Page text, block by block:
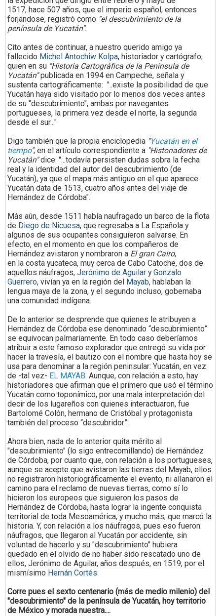
1517, hace 507 años, que el imperio español, entonces
forjándose, registró como "el descubrimiento de la
península de Yucatán".
Cito antes de continuar, a nuestro querido amigo ya
fallecido Michel Antochiw Kolpa, historiador y cartógrafo,
quien en su ''Historia Cartográfica de la Península de
Yucatán''publicada en 1994 en Campeche, señala y
sustenta cartográficamente: "..existe la posibilidad de que
Yucatán haya sido visitado por lo menos dos veces antes
de su "descubrimiento", ambas por navegantes
portugueses, la primera vez desde el norte, la segunda
desde el sur..."
Digo también que la propia enciclopedia "Yucatán en el
tiempo", en el artículo correspondiente a "Historiadores de
Yucatán"dice: "...todavía persisten dudas sobra la fecha
real y la identidad del autor del descubrimiento (de
Yucatán), ya que el mapa más antiguo en el que aparece
Yucatán data de 1513, cuatro años antes del viaje de
Hernández de Córdoba".
Más aún, desde 1511 había naufragado un barco de la flota
de Diego de Nicuesa, que regresaba a La Española y
algunos de sus ocupantes consiguieron salvarse. En
efecto, en el momento en que los compañeros de
Hernández avistaron y nombraron a El gran Cairo,
en la costa yucateca, muy cerca de Cabo Catoche, dos de
aquellos náufragos, Jerónimo de Aguilar yGonzalo
Guerrero, vivían ya en la región del Mayab, hablaban la
lengua maya de la zona, y el segundo incluso, gobernaba
una comunidad indígena.
De lo anterior se desprende que quienes le atribuyen a
Hernández de Córdoba ese denominado “descubrimiento”
se equivocan palmariamente. En todo caso deberíamos
atribuir a este famoso explorador que entregó su vida por
hacer la travesía, el bautizo con el nombre que hasta hoy se
usa para denominar a la región peninsular: Yucatán, en vez
de -tal vez- EL MAYAB. Aunque, con relación a esto, hay
historiadores que afirman que el primero que usó el término
Yucatán como toponímico, por una mala interpretación del
decir de los lugareños con quienes interactuaron, fue
Bartolomé Colón, hermano de Cristóbal y protagonista
también del proceso “descubridor”.
Ahora bien, nada de lo anterior quita mérito al
"descubrimiento" (lo sigo entrecomillando) de Hernández
de Córdoba, por cuanto que, con relación a los portugueses,
aunque se acepte que avistaron las tierras del Mayab, ellos
no registraron historiográficamente el evento, ni allanaron el
camino para el reclamo de nuevas tierras, como sí lo
hicieron los europeos que siguieron los pasos de
Hernández de Córdoba, hasta lograr la ingente conquista
territorial de toda Mesoamérica, y mucho más, que marcó la
historia. Y, con relación a los náufragos, pues eso fueron:
náufragos, que llegaron al Yucatán por accidente, sin
voluntad de hacerlo y su "descubrimiento" hubiera
quedado en el olvido de no haber sido rescatado uno de
ellos, Jerónimo de Aguilar, años después, en 1519, por el
mismísimo Hernán Cortés.
Corre pues el sexto centenario (más de medio milenio) del
"descubrimiento" de la península de Yucatán, hoy territorio
de México y morada nuestra....